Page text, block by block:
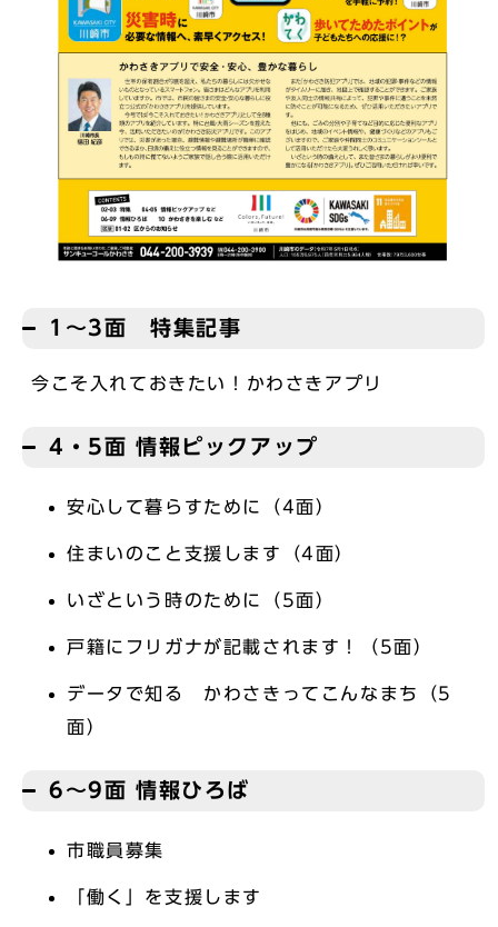
1～3面 特集記事
今こそ入れておきたい！かわさきアプリ
4・5面 情報ピックアップ
安心して暮らすために（4面）
住まいのこと支援します（4面）
いざという時のために（5面）
戸籍にフリガナが記載されます！（5面）
データで知る かわさきってこんなまち（5
面）
6～9面 情報ひろば
市職員募集
「働く」を支援します